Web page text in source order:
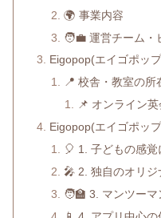
🌍 事業内容
🧑‍💼 運営チーム・
Eigopop(エイゴポッ
📍 校舎・教室の所
📌 オンライン
Eigopop(エイゴポッ
🎈 1. 子どもの感
🎤 2. 独自のオリ
🧑‍🏫 3. マンツー